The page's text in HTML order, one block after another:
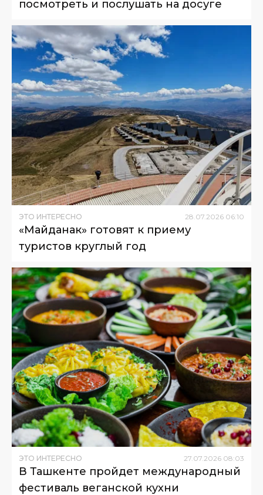
посмотреть и послушать на досуге
ЭТО ИНТЕРЕСНО 28 07 2026 06:10
«Майданак» готовят к приему
туристов круглый год
ЭТО ИНТЕРЕСНО 27 07 2026 08:03
В Ташкенте пройдет международный
фестиваль веганской кухни